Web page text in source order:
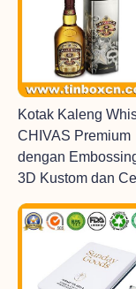
Kotak Kaleng
CHIVAS Premium
dengan
3D Kustom dan